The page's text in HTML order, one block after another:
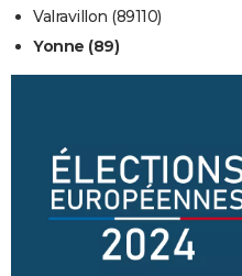
Valravillon (89110)
Yonne (89)